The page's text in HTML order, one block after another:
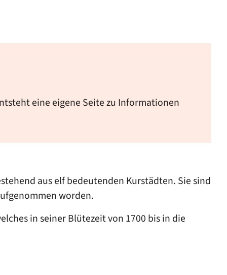
eine eigene Seite zu Informationen
aus elf bedeutenden Kurstädten. Sie sind
worden.
in seiner Blütezeit von 1700 bis in die